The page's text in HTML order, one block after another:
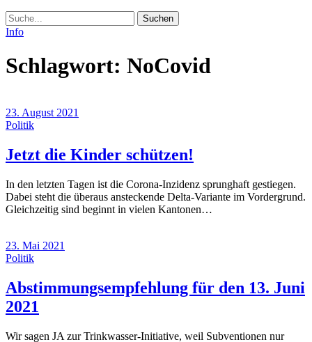
Suche
Info
Schlagwort: NoCovid
23. August 2021
Politik
Jetzt die Kinder schützen!
2021)
In den letzten Tagen ist die Corona-Inzidenz sprunghaft gestiegen.
Dabei steht die überaus ansteckende Delta-Variante im Vordergrund.
Gleichzeitig sind beginnt in vielen Kantonen…
23. Mai 2021
Politik
Abstimmungsempfehlung für den 13. Juni
2021
Wir sagen JA zur Trinkwasser-Initiative, weil Subventionen nur